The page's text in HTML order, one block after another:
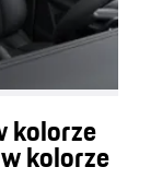
kolorze
kolorze